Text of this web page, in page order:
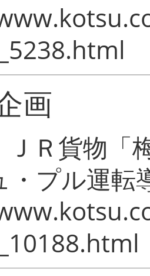
画
Ｒ貨物「
・プル運転